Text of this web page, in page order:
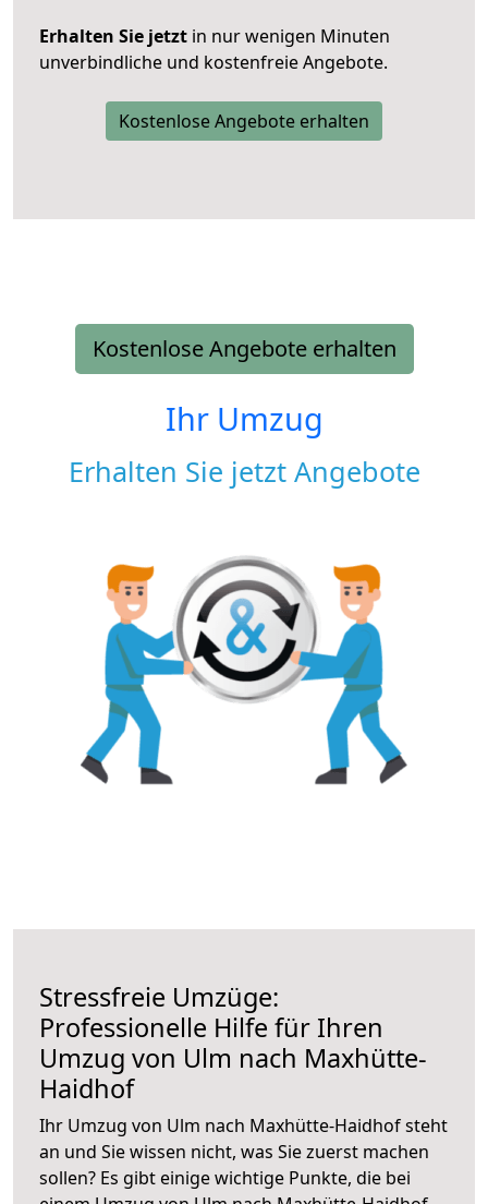
Erhalten Sie jetzt in nur wenigen Minuten
unverbindliche und kostenfreie Angebote.
Kostenlose Angebote erhalten
Kostenlose Angebote erhalten
Ihr Umzug
Erhalten Sie jetzt Angebote
Stressfreie Umzüge:
Professionelle Hilfe für Ihren
Umzug von Ulm nach Maxhütte-
Haidhof
Ihr Umzug von Ulm nach Maxhütte-Haidhof steht
an und Sie wissen nicht, was Sie zuerst machen
sollen? Es gibt einige wichtige Punkte, die bei